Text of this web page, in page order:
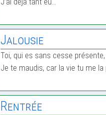
Jalousie
Toi, qui es sans cesse présente,
Je te maudis, car la vie tu me la
Rentrée